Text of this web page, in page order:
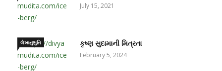
July 15, 2021
લેખાનુભુતિ કૃષ્ણ સુદામાની મિત્રતા
February 5, 2024